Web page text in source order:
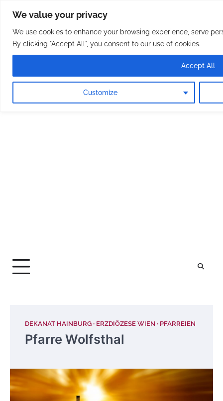
We value your privacy
We use cookies to enhance your browsing experience, serve
By clicking "Accept All", you consent to our use of cookies.
Customize
Accept All
content
Osterreichische Pfarreie
DEKANAT HAINBURG ERZDIÖZESE WIEN PFARREIEN
Pfarre Wolfsthal